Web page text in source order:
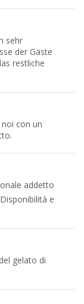
sehr
der Gäste
restliche
con un
addetto
e
gelato di